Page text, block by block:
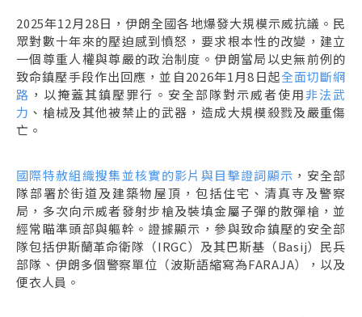
2025年12月28日，伊朗全國各地爆發大規模示威抗議。民
眾對數十年來的壓迫感到憤怒，要求根本性的改變，建立
一個尊重人權與尊嚴的政治制度。伊朗當局以史無前例的
致命鎮壓手段作出回應，並自2026年1月8日起全面切斷網
路 ，以掩蓋其鎮壓罪行。安全部隊對示威者使用非法武
力 、槍械及其他被禁止的武器，造成大規模殺戮及嚴重傷
亡。
國際特赦組織搜集並核實的影片與目擊證詞顯示 ，安全部
隊部署於街道及建築物屋頂，包括住宅、清真寺及警察
局，多次向示威者發射步槍及裝填金屬子彈的散彈槍，並
經常瞄準頭部與軀幹。證據顯示，參與致命鎮壓的安全部
隊包括伊斯蘭革命衛隊（IRGC）及其巴斯基（Basij）民兵
部隊、伊朗多個警察單位（波斯語縮寫為FARAJA），以及
便衣人員。